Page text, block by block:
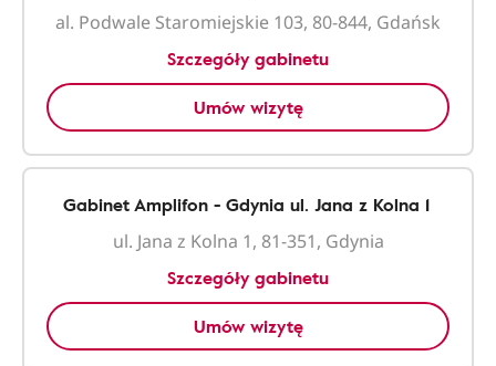
al. Podwale Staromiejskie 103, 80-844, Gdańsk
Szczegóły gabinetu
Umów wizytę
Gabinet Amplifon - Gdynia ul. Jana z Kolna 1
ul. Jana z Kolna 1, 81-351, Gdynia
Szczegóły gabinetu
Umów wizytę